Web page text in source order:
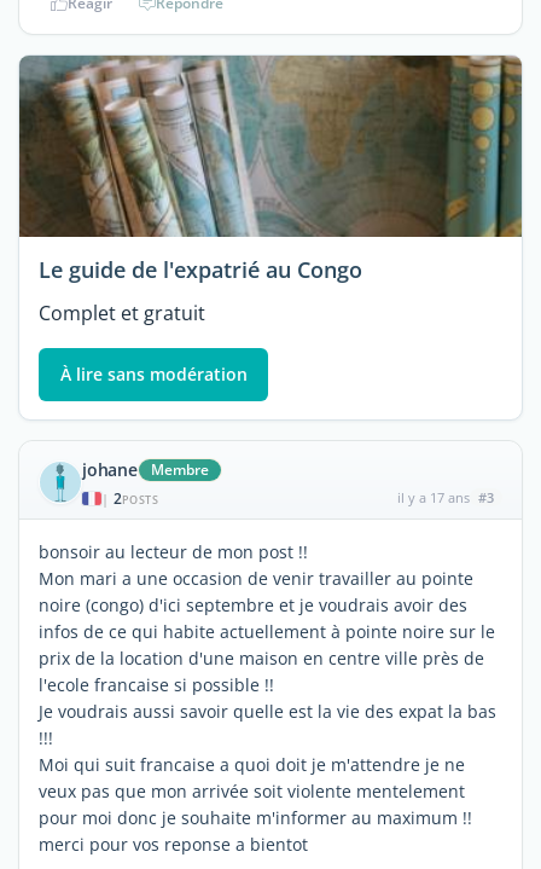
Le guide de l'expatrié au Congo
Complet et gratuit
À lire sans modération
johane Membre
| 2POSTS il y a 17 ans #3
bonsoir au lecteur de mon post !!
Mon mari a une occasion de venir travailler au pointe
noire (congo) d'ici septembre et je voudrais avoir des
infos de ce qui habite actuellement à pointe noire sur le
prix de la location d'une maison en centre ville près de
l'ecole francaise si possible !!
Je voudrais aussi savoir quelle est la vie des expat la bas
!!!
Moi qui suit francaise a quoi doit je m'attendre je ne
veux pas que mon arrivée soit violente mentelement
pour moi donc je souhaite m'informer au maximum !!
merci pour vos reponse a bientot